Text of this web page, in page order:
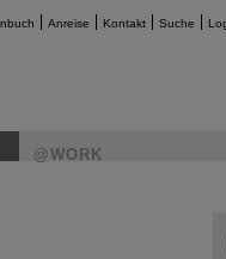
Anreise Kontakt Suche
@WORK